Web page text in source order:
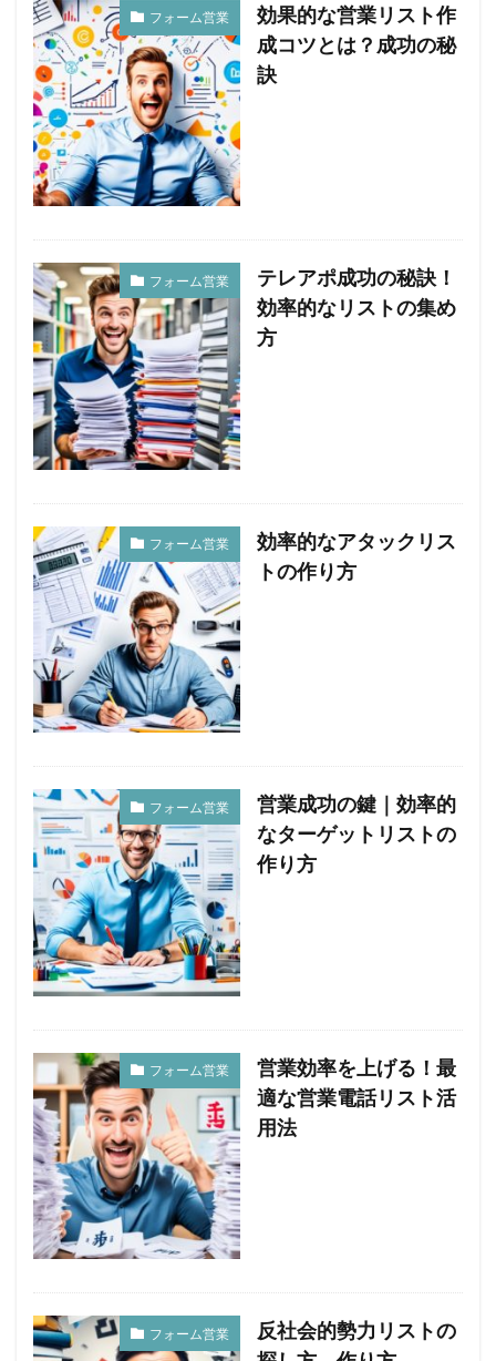
フォーム営業
効果的な営業リスト作
成コツとは？成功の秘
訣
フォーム営業
テレアポ成功の秘訣！
効率的なリストの集め
方
フォーム営業
効率的なアタックリス
トの作り方
フォーム営業
営業成功の鍵｜効率的
なターゲットリストの
作り方
フォーム営業
営業効率を上げる！最
適な営業電話リスト活
用法
フォーム営業
反社会的勢力リストの